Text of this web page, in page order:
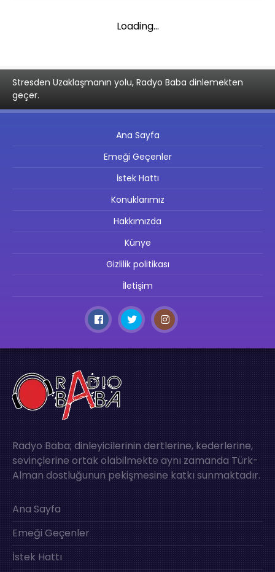
Loading...
Stresden Uzaklaşmanın yolu, Radyo Baba dinlemekten
geçer.
Ana Sayfa
Emeği Geçenler
İstek Hattı
Konuklarımız
Hakkımızda
Künye
Gizlilik politikası
İletişim
Radyo Baba; dinleyicilerinin dertlerine, kederlerine,
sevinçlerine ortak olabilmekte aynı zamanda Türk-
Alman dostluğunun pekişmesine katkı sunmaktadır.
Ana Sayfa
Emeği Geçenler
İstek Hattı